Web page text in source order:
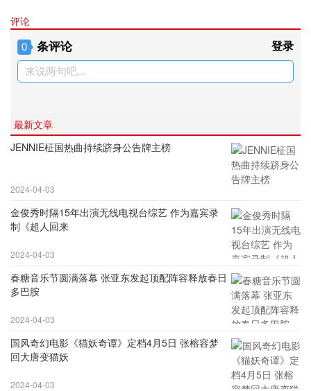
评论
0 条评论 登录
来说两句吧...
最新文章
JENNIE柾国热曲持续跻身公告牌主榜
2024-04-03
金俊秀时隔15年出演无线电视台综艺 作为嘉宾录
制《超人回来
2024-04-03
春糖音乐节圆满落幕 张亚东发起顶配阵容释放春日
多巴胺
2024-04-03
国风奇幻电影《猫妖奇谭》定档4月5日 张榕容梦
回大唐变猫妖
2024-04-03